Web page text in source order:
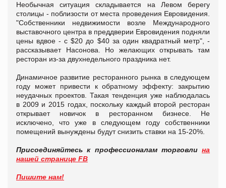
Необычная ситуация складывается на Левом берегу
столицы - поблизости от места проведения Евровидения.
"Собственники недвижимости возле Международного
выставочного центра в преддверии Евровидения подняли
цены вдвое - с $20 до $40 за один квадратный метр", -
рассказывает Насонова. Но желающих открывать там
ресторан из-за двухнедельного праздника нет.
Динамичное развитие ресторанного рынка в следующем
году может привести к обратному эффекту: закрытию
неудачных проектов. Такая тенденция уже наблюдалась
в 2009 и 2015 годах, поскольку каждый второй ресторан
открывает новичок в ресторанном бизнесе. Не
исключено, что уже в следующем году собственники
помещений вынуждены будут снизить ставки на 15-20%.
Присоединяйтесь к профессионалам торговли на
нашей странице FB
Пишите нам!